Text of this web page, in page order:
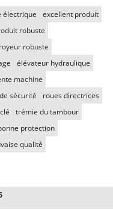
électrique
excellent produit
robuste
robuste
élévateur hydraulique
machine
sécurité
roues directrices
trémie du tambour
protection
qualité